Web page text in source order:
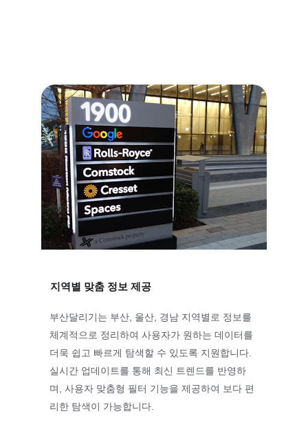
지역별 맞춤 정보 제공
부산달리기는 부산, 울산, 경남 지역별로 정보를
체계적으로 정리하여 사용자가 원하는 데이터를
더욱 쉽고 빠르게 탐색할 수 있도록 지원합니다.
실시간 업데이트를 통해 최신 트렌드를 반영하
며, 사용자 맞춤형 필터 기능을 제공하여 보다 편
리한 탐색이 가능합니다.